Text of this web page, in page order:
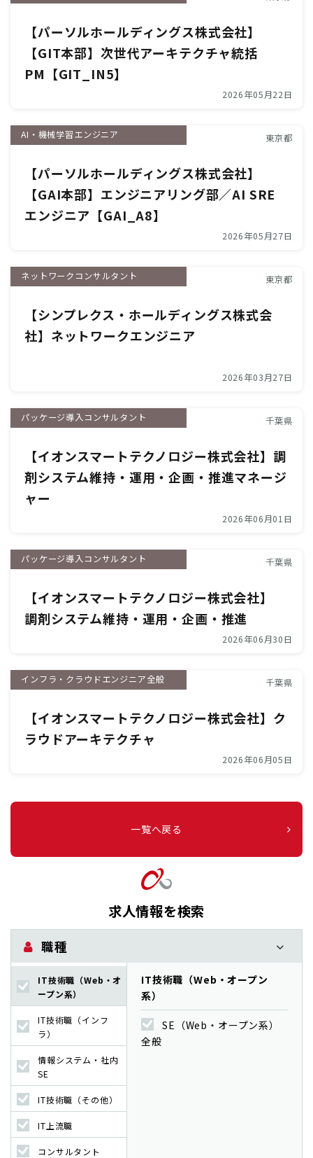
【パーソルホールディングス株式会社】
【GIT本部】次世代アーキテクチャ統括
PM【GIT_IN5】
2026年05月22日
AI・機械学習エンジニア 東京都
【パーソルホールディングス株式会社】
【GAI本部】エンジニアリング部／AI SRE
エンジニア【GAI_A8】
2026年05月27日
ネットワークコンサルタント 東京都
【シンプレクス・ホールディングス株式会
社】ネットワークエンジニア
2026年03月27日
パッケージ導入コンサルタント 千葉県
【イオンスマートテクノロジー株式会社】調
剤システム維持・運用・企画・推進マネージ
ャー
2026年06月01日
パッケージ導入コンサルタント 千葉県
【イオンスマートテクノロジー株式会社】
調剤システム維持・運用・企画・推進
2026年06月30日
インフラ・クラウドエンジニア全般 千葉県
【イオンスマートテクノロジー株式会社】ク
ラウドアーキテクチャ
2026年06月05日
一覧へ戻る
求人情報を検索
職種
IT技術職（Web・オ
ープン系）
IT技術職（インフ
ラ）
情報システム・社内
SE
IT技術職（その他）
IT上流職
コンサルタント
IT技術職（Web・オープン
系）
SE（Web・オープン系）
全般